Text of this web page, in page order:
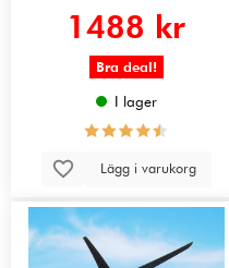
1488 kr
Bra deal!
I lager
Lägg i varukorg